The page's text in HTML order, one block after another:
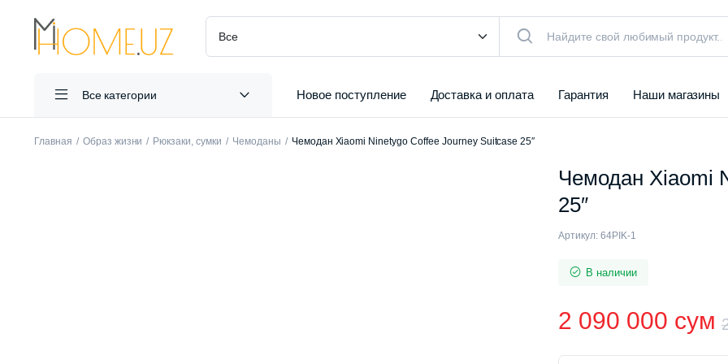
Все категории Новое поступление Доставка и оплата Гарантия Наши магазины
Главная Образ жизни Рюкзаки, сумки Чемоданы Чемодан Xiaomi Ninetygo Coffee Journey Suitcase 25″
Чемодан Xiaomi
25″
Артикул: 64PIK-1
В наличии
2 090 000 сум